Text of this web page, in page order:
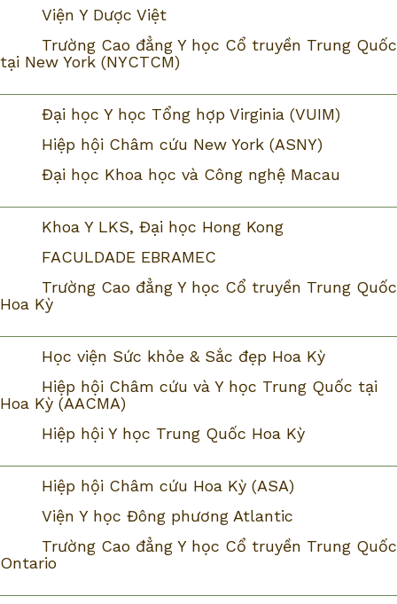
Viện Y Dược Việt
Trường Cao đẳng Y học Cổ truyền Trung Quốc
tại New York (NYCTCM)
Đại học Y học Tổng hợp Virginia (VUIM)
Hiệp hội Châm cứu New York (ASNY)
Đại học Khoa học và Công nghệ Macau
Khoa Y LKS, Đại học Hong Kong
FACULDADE EBRAMEC
Trường Cao đẳng Y học Cổ truyền Trung Quốc
Hoa Kỳ
Học viện Sức khỏe & Sắc đẹp Hoa Kỳ
Hiệp hội Châm cứu và Y học Trung Quốc tại
Hoa Kỳ (AACMA)
Hiệp hội Y học Trung Quốc Hoa Kỳ
Hiệp hội Châm cứu Hoa Kỳ (ASA)
Viện Y học Đông phương Atlantic
Trường Cao đẳng Y học Cổ truyền Trung Quốc
Ontario